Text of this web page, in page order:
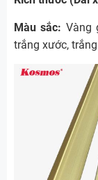
Màu sắc: Vàng
trắng xước,